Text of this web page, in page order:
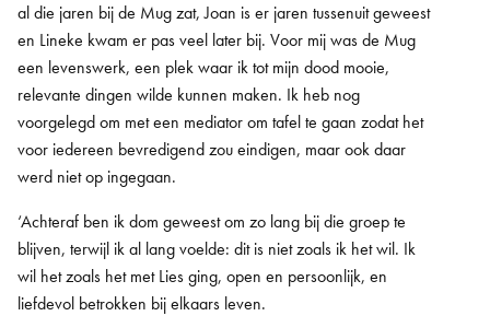
al die jaren bij de Mug zat, Joan is er jaren tussenuit geweest
en Lineke kwam er pas veel later bij. Voor mij was de Mug
een levenswerk, een plek waar ik tot mijn dood mooie,
relevante dingen wilde kunnen maken. Ik heb nog
voorgelegd om met een mediator om tafel te gaan zodat het
voor iedereen bevredigend zou eindigen, maar ook daar
werd niet op ingegaan.
‘Achteraf ben ik dom geweest om zo lang bij die groep te
blijven, terwijl ik al lang voelde: dit is niet zoals ik het wil. Ik
wil het zoals het met Lies ging, open en persoonlijk, en
liefdevol betrokken bij elkaars leven.